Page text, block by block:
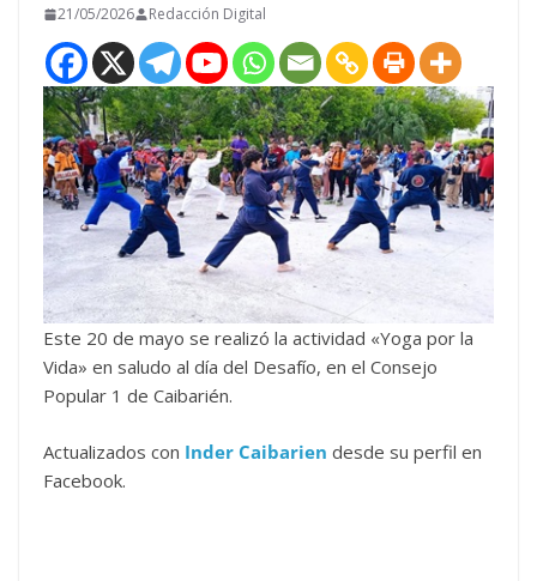
21/05/2026 Redacción Digital
Este 20 de mayo se realizó la actividad «Yoga por la
Vida» en saludo al día del Desafío, en el Consejo
Popular 1 de Caibarién.
Actualizados con Inder Caibarien desde su perfil en
Facebook.